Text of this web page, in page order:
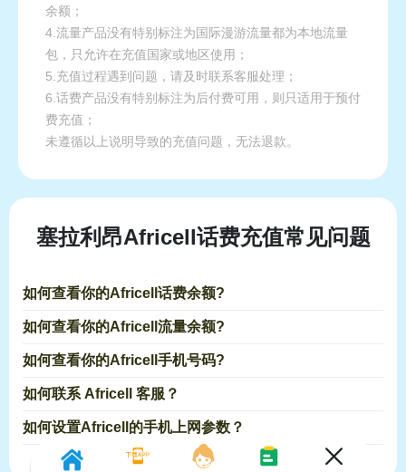
余额；
4.流量产品没有特别标注为国际漫游流量都为本地流量
包，只允许在充值国家或地区使用；
5.充值过程遇到问题，请及时联系客服处理；
6.话费产品没有特别标注为后付费可用，则只适用于预付
费充值；
未遵循以上说明导致的充值问题，无法退款。
塞拉利昂Africell话费充值常见问题
如何查看你的Africell话费余额?
如何查看你的Africell流量余额?
如何查看你的Africell手机号码?
如何联系 Africell 客服？
如何设置Africell的手机上网参数？